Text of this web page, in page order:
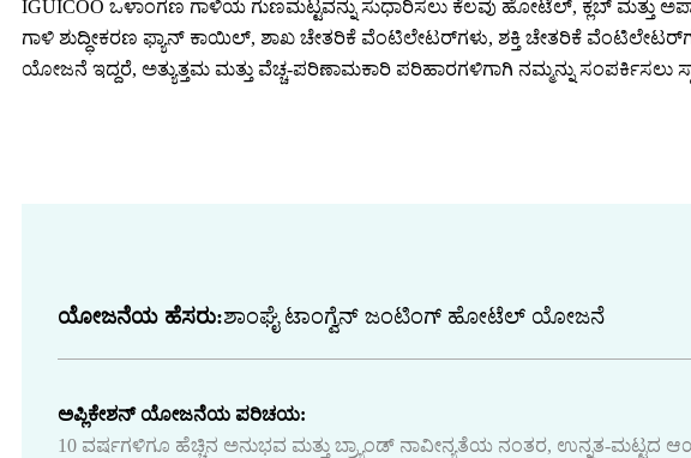
IGUICOO ಒಳಾಂಗಣ ಗಾಳಿಯ ಗುಣಮಟ್ಟವನ್ನು ಸುಧಾರಿಸಲು ಕೆಲವು ಹೋಟೆಲ್, ಕ್ಲಬ್ ಮತ್ತು
ಗಾಳಿ ಶುದ್ಧೀಕರಣ ಫ್ಯಾನ್ ಕಾಯಿಲ್, ಶಾಖ ಚೇತರಿಕೆ ವೆಂಟಿಲೇಟರ್‌ಗಳು, ಶಕ್ತಿ ಚೇತರಿಕೆ
ಯೋಜನೆ ಇದ್ದರೆ, ಅತ್ಯುತ್ತಮ ಮತ್ತು ವೆಚ್ಚ-ಪರಿಣಾಮಕಾರಿ ಪರಿಹಾರಗಳಿಗಾಗಿ ನಮ್ಮನ್ನು ಸಂಪರ್ಕಿಸಲು
ಯೋಜನೆಯ ಹೆಸರು:ಶಾಂಘೈ ಟಾಂಗ್ವೆನ್ ಜಂಟಿಂಗ್ ಹೋಟೆಲ್ ಯೋಜನೆ
ಅಪ್ಲಿಕೇಶನ್ ಯೋಜನೆಯ ಪರಿಚಯ:
10 ವರ್ಷಗಳಿಗೂ ಹೆಚ್ಚಿನ ಅನುಭವ ಮತ್ತು ಬ್ರ್ಯಾಂಡ್ ನಾವೀನ್ಯತೆಯ ನಂತರ, ಉನ್ನತ-ಮಟ್ಟದ